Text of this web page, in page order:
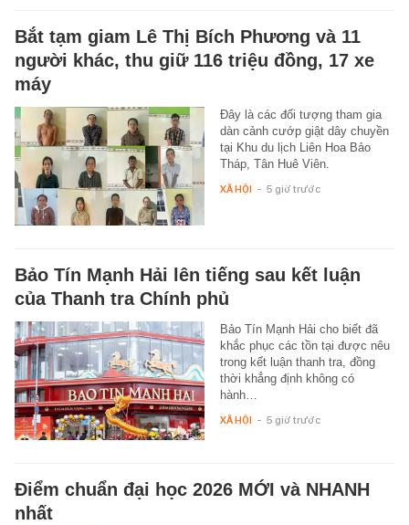
Bắt tạm giam Lê Thị Bích Phương và 11
người khác, thu giữ 116 triệu đồng, 17 xe
máy
Đây là các đối tượng tham gia
dàn cảnh cướp giật dây chuyền
tại Khu du lịch Liên Hoa Bảo
Tháp, Tân Huê Viên.
XÃ HỘI - 5 giờ trước
Bảo Tín Mạnh Hải lên tiếng sau kết luận
của Thanh tra Chính phủ
Bảo Tín Mạnh Hải cho biết đã
khắc phục các tồn tại được nêu
trong kết luận thanh tra, đồng
thời khẳng định không có
hành…
XÃ HỘI - 5 giờ trước
Điểm chuẩn đại học 2026 MỚI và NHANH
nhất